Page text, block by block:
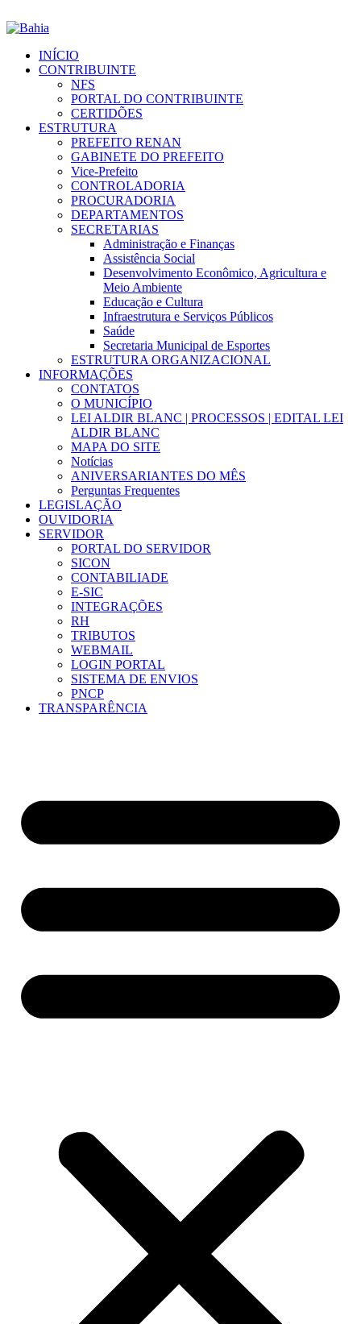
INÍCIO
CONTRIBUINTE
NFS
PORTAL DO CONTRIBUINTE
CERTIDÕES
ESTRUTURA
PREFEITO RENAN
GABINETE DO PREFEITO
Vice-Prefeito
CONTROLADORIA
PROCURADORIA
DEPARTAMENTOS
SECRETARIAS
Administração e Finanças
Assistência Social
Desenvolvimento Econômico, Agricultura e
Meio Ambiente
Educação e Cultura
Infraestrutura e Serviços Públicos
Saúde
Secretaria Municipal de Esportes
ESTRUTURA ORGANIZACIONAL
INFORMAÇÕES
CONTATOS
O MUNICÍPIO
LEI ALDIR BLANC | PROCESSOS | EDITAL LEI
ALDIR BLANC
MAPA DO SITE
Notícias
ANIVERSARIANTES DO MÊS
Perguntas Frequentes
LEGISLAÇÃO
OUVIDORIA
SERVIDOR
PORTAL DO SERVIDOR
SICON
CONTABILIADE
E-SIC
INTEGRAÇÕES
RH
TRIBUTOS
WEBMAIL
LOGIN PORTAL
SISTEMA DE ENVIOS
PNCP
TRANSPARÊNCIA